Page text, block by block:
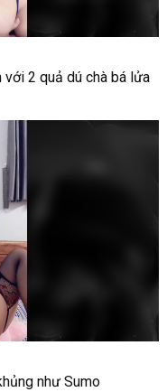
2 quả dú chà bá lửa
như Sumo